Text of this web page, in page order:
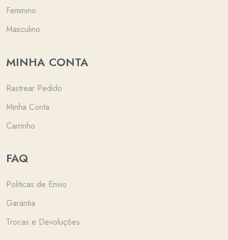
Feminino
Masculino
MINHA CONTA
Rastrear Pedido
Minha Conta
Carrinho
FAQ
Politicas de Envio
Garantia
Trocas e Devoluções